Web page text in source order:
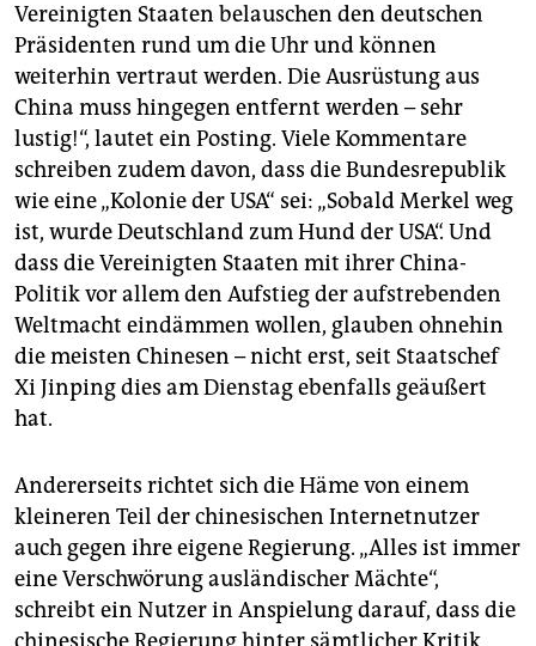
Vereinigten Staaten belauschen den deutschen
Präsidenten rund um die Uhr und können
weiterhin vertraut werden. Die Ausrüstung aus
China muss hingegen entfernt werden – sehr
lustig!“, lautet ein Posting. Viele Kommentare
schreiben zudem davon, dass die Bundesrepublik
wie eine „Kolonie der USA“ sei: „Sobald Merkel weg
ist, wurde Deutschland zum Hund der USA“. Und
dass die Vereinigten Staaten mit ihrer China-
Politik vor allem den Aufstieg der aufstrebenden
Weltmacht eindämmen wollen, glauben ohnehin
die meisten Chinesen – nicht erst, seit Staatschef
Xi Jinping dies am Dienstag ebenfalls geäußert
hat.
Andererseits richtet sich die Häme von einem
kleineren Teil der chinesischen Internetnutzer
auch gegen ihre eigene Regierung. „Alles ist immer
eine Verschwörung ausländischer Mächte“,
schreibt ein Nutzer in Anspielung darauf, dass die